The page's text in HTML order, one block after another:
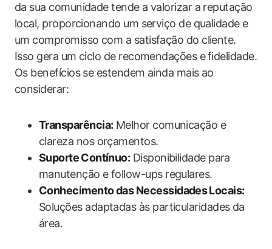
‌da sua comunidade tende a valorizar a reputação
local, proporcionando um serviço de qualidade e
um compromisso com a satisfação do cliente.⁢
Isso gera​ um ciclo de recomendações e⁤ fidelidade.
Os benefícios se estendem ainda mais ao
considerar:
Transparência: Melhor comunicação e
clareza nos orçamentos.
Suporte ⁤Contínuo: Disponibilidade para
‍manutenção e follow-ups regulares.
Conhecimento das Necessidades ⁤Locais:
Soluções adaptadas às particularidades da
área.